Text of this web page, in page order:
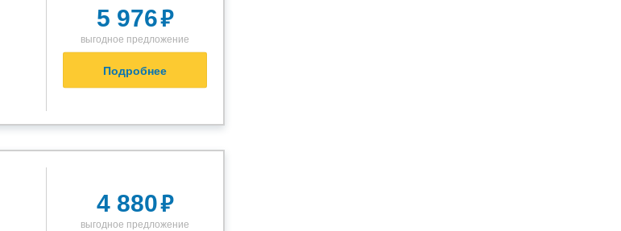
5 976₽
выгодное предложение
Подробнее
4 880₽
выгодное предложение